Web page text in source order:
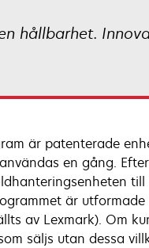
hållbarhet.
är patenterade
en gång.
till
är
av Lexmark). Om
säljs utan dessa